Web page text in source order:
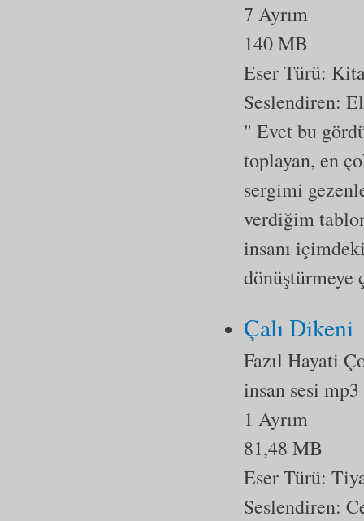
7 Ayrım
140 MB
Eser Türü:
Seslendiren:
" Evet bu
toplayan, en
sergimi
verdiğim
insanı
dönüştürmeye
Çalı Dikeni
Fazıl Hayati
insan sesi mp3
1 Ayrım
81,48 MB
Eser Türü:
Seslendiren: